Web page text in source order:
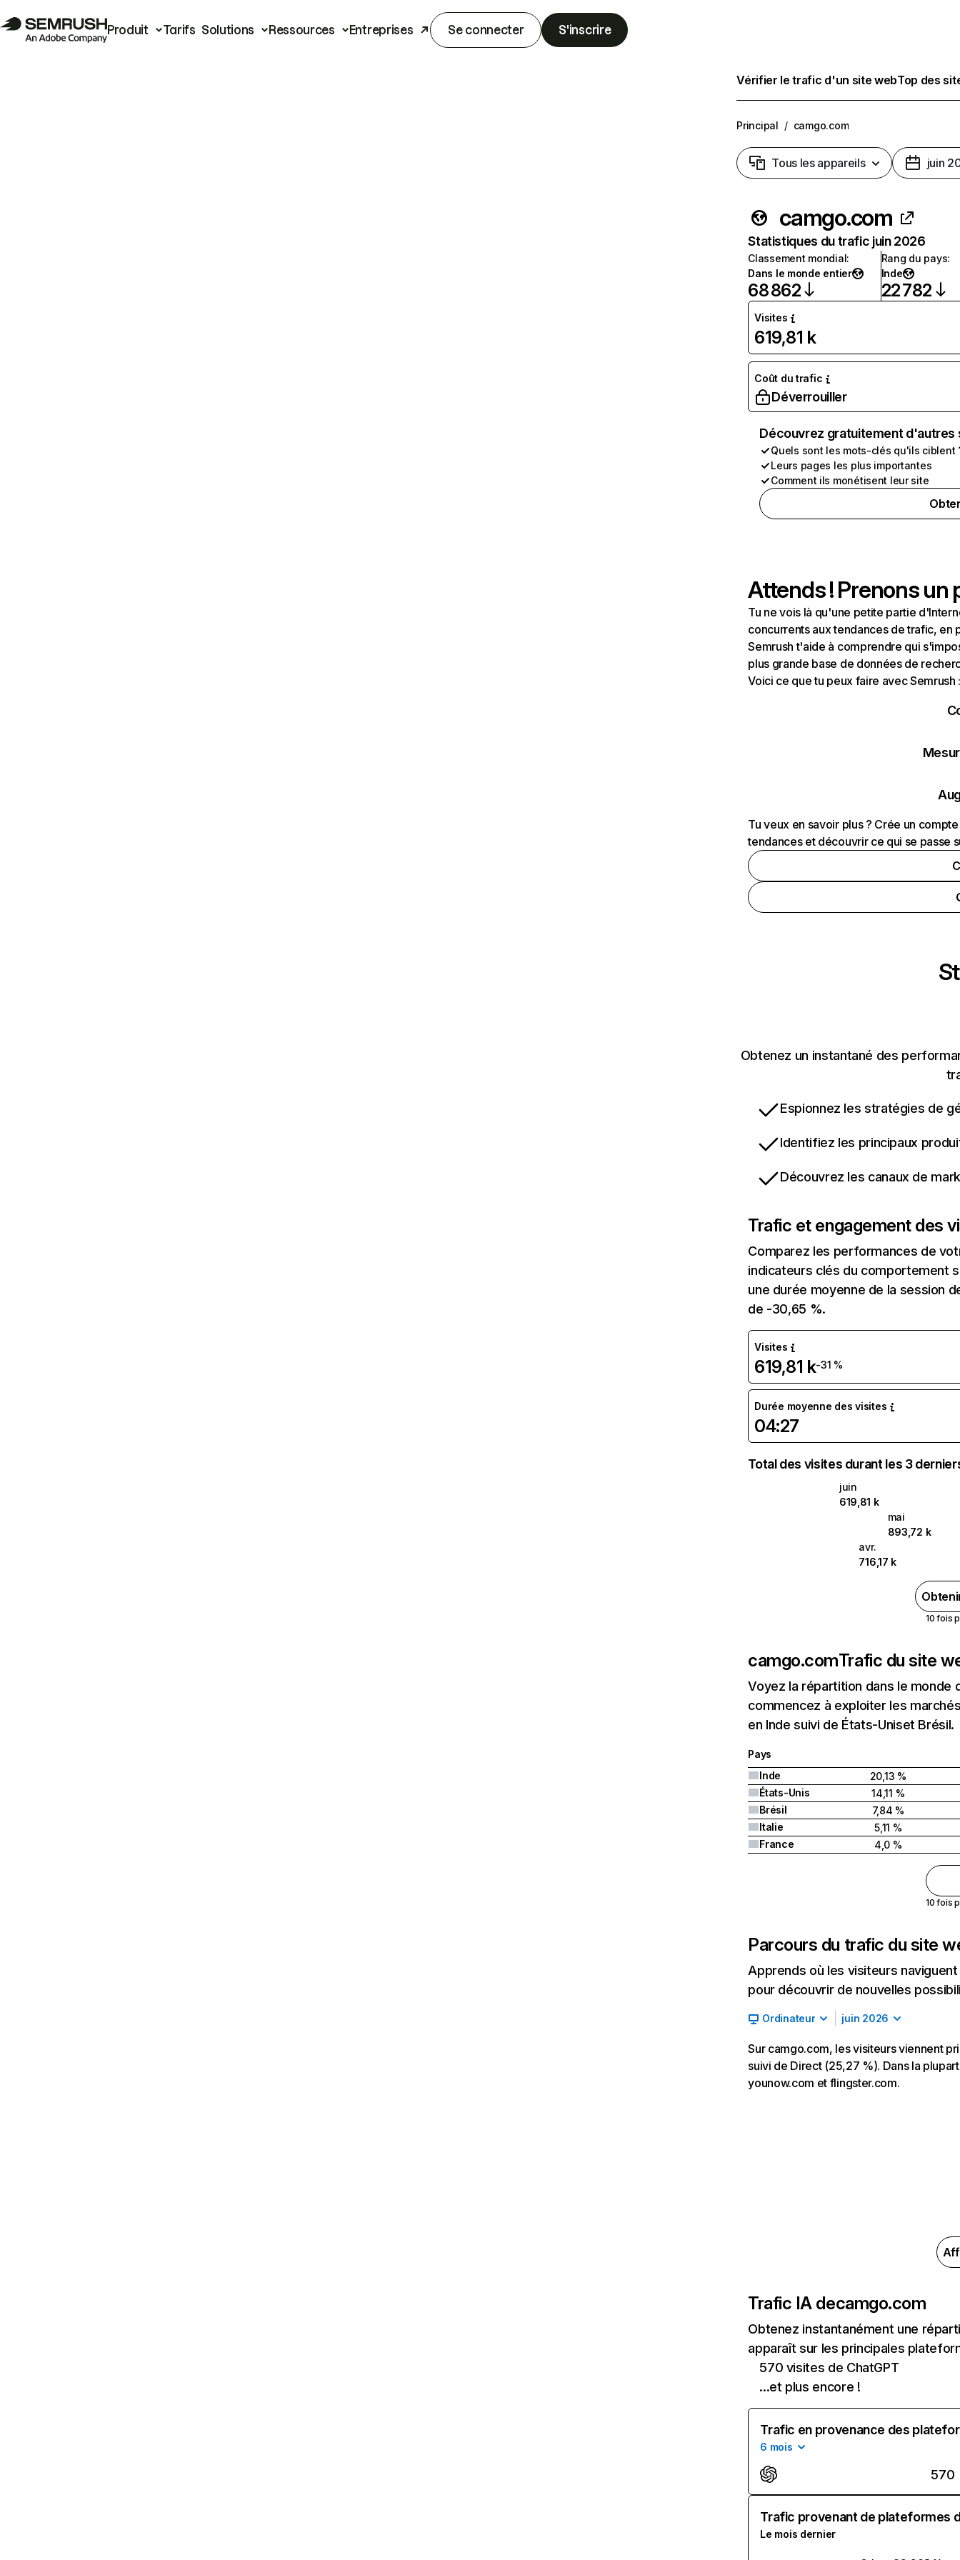
Produit Tarifs Solutions Ressources Entreprises Se connecter S'inscrire
Vérifier le trafic d'un site webTop des
Principal / camgo.com
Tous les appareils juin
camgo.com
Statistiques du trafic juin 2026
Classement mondial:
Dans le monde entier
68 862
Rang du pays:
Inde
22 782
Visites
619,81 k
Coût du trafic
Déverrouiller
Découvrez gratuitement
Quels sont les mots-clés qu'ils ciblent
Leurs pages les plus importantes
Comment ils monétisent leur site
Attends ! Prenons un
Tu ne vois là qu'une petite partie
concurrents aux tendances de trafic, en
Semrush t'aide à comprendre qui
plus grande base de données de
Voici ce que tu peux faire avec Semrush
Tu veux en savoir plus ? Crée un
tendances et découvrir ce qui se passe
Obtenez un instantané des
Espionnez les stratégies de
Identifiez les principaux
Découvrez les canaux de
Trafic et engagement des
Comparez les performances de
indicateurs clés du comportement
une durée moyenne de la session
de -30,65 %.
Visites
619,81 k-31 %
Durée moyenne des visites
04:27
Total des visites durant les 3
juin
619,81 k
mai
893,72 k
avr.
716,17 k
10 fois
camgo.comTrafic du site
Voyez la répartition dans le
commencez à exploiter les
en Inde suivi de États-Uniset Brésil.
Pays
Inde
20,13 %
États-Unis
14,11 %
Brésil
7,84 %
Italie
5,11 %
France
4,0 %
10 fois
Parcours du trafic du site
Apprends où les visiteurs
pour découvrir de nouvelles
Ordinateur juin 2026
Sur camgo.com, les visiteurs viennent
suivi de Direct (25,27 %). Dans la
younow.com et flingster.com.
Trafic IA decamgo.com
Obtenez instantanément une
apparaît sur les principales
570 visites de ChatGPT
...et plus encore !
Trafic en provenance des
6 mois
570
Trafic provenant de plateformes
Le mois dernier